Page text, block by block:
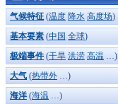
气候特征 (温度 降水 高度场)
基本要素 (中国 全球)
极端事件(干旱 洪涝 高温 …)
大气 (热带外 …)
海洋(海温 …)